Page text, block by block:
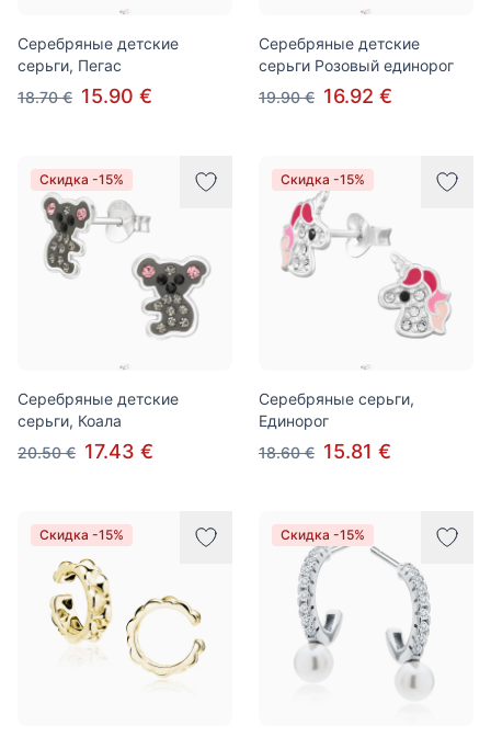
Серебряные детские
серьги, Пегаc
18.70 € 15.90 €
Серебряные детские
серьги Розовый единорог
19.90 € 16.92 €
Скидка -15%
Серебряные детские
серьги, Коала
20.50 € 17.43 €
Скидка -15%
Серебряные серьги,
Единорог
18.60 € 15.81 €
Скидка -15% Скидка -15%